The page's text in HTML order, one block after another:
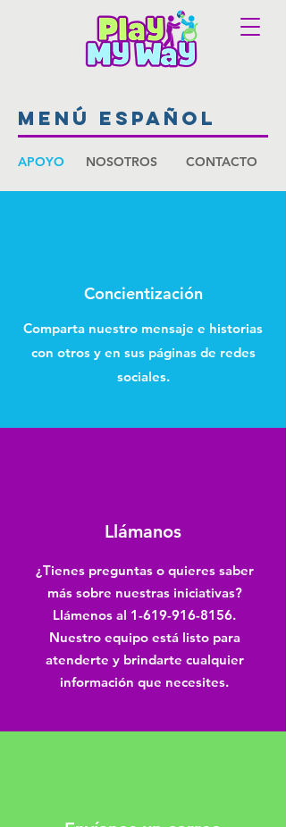
menú español
APOYO NOSOTROS CONTACTO
Concientización
Comparta nuestro mensaje e historias
con otros y en sus páginas de redes
sociales.
Llámanos
¿Tienes preguntas o quieres saber
más sobre nuestras iniciativas?
Llámenos al 1-619-916-8156.
Nuestro equipo está listo para
atenderte y brindarte cualquier
información que necesites.